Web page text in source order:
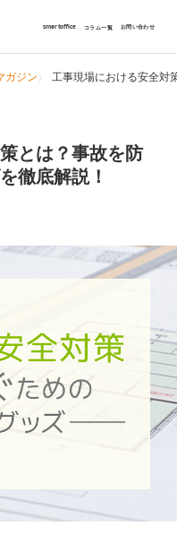
smartoffice コラム一覧 お問い合わせ
ガジン 工事現場における安全対
とは？事故を防
徹底解説！